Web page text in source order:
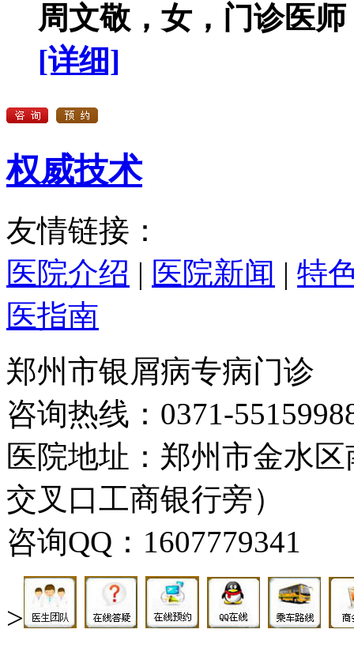
周文敬，女，门诊医
[详细]
权威技术
友情链接：
医院介绍 | 医院新闻 | 特
医指南
郑州市银屑病专病门诊
咨询热线：0371-
医院地址：郑州市金水
交叉口工商银行旁）
咨询QQ：1607779341
>